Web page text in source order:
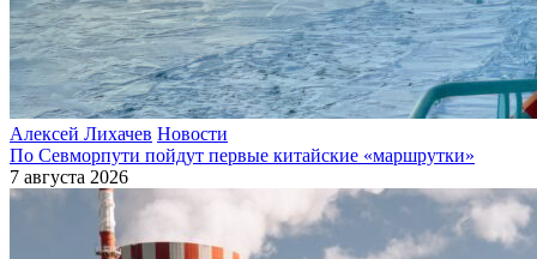
Алексей Лихачев Новости
По Севморпути пойдут первые китайские «маршрутки»
7 августа 2026